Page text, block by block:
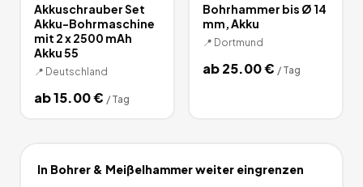
Akkuschrauber Set
Akku-Bohrmaschine
mit 2 x 2500 mAh
Akku 55
📍 Deutschland
ab15.00€ / Tag
Bohrhammer bis Ø 14
mm, Akku
📍 Dortmund
ab25.00€ / Tag
In Bohrer & Meißelhammerweiter eingrenzen